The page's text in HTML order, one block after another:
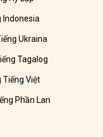
Indonesia
Ukraina
Tagalog
Tiếng Việt
Phần Lan